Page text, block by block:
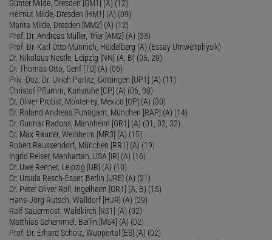
Günter Milde, Dresden [GM1] (A) (12)
Helmut Milde, Dresden [HM1] (A) (09)
Marita Milde, Dresden [MM2] (A) (12)
Prof. Dr. Andreas Müller, Trier [AM2] (A) (33)
Prof. Dr. Karl Otto Münnich, Heidelberg (A) (Essay Umweltphysik)
Dr. Nikolaus Nestle, Leipzig [NN] (A, B) (05, 20)
Dr. Thomas Otto, Genf [TO] (A) (06)
Priv.-Doz. Dr. Ulrich Parlitz, Göttingen [UP1] (A) (11)
Christof Pflumm, Karlsruhe [CP] (A) (06, 08)
Dr. Oliver Probst, Monterrey, Mexico [OP] (A) (30)
Dr. Roland Andreas Puntigam, München [RAP] (A) (14)
Dr. Gunnar Radons, Mannheim [GR1] (A) (01, 02, 32)
Dr. Max Rauner, Weinheim [MR3] (A) (15)
Robert Raussendorf, München [RR1] (A) (19)
Ingrid Reiser, Manhattan, USA [IR] (A) (16)
Dr. Uwe Renner, Leipzig [UR] (A) (10)
Dr. Ursula Resch-Esser, Berlin [URE] (A) (21)
Dr. Peter Oliver Roll, Ingelheim [OR1] (A, B) (15)
Hans-Jörg Rutsch, Walldorf [HJR] (A) (29)
Rolf Sauermost, Waldkirch [RS1] (A) (02)
Matthias Schemmel, Berlin [MS4] (A) (02)
Prof. Dr. Erhard Scholz, Wuppertal [ES] (A) (02)